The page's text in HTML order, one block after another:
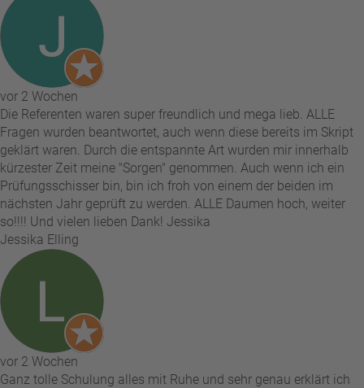
vor 2 Wochen
Die Referenten waren super freundlich und mega lieb. ALLE
Fragen wurden beantwortet, auch wenn diese bereits im Skript
geklärt waren. Durch die entspannte Art wurden mir innerhalb
kürzester Zeit meine "Sorgen" genommen. Auch wenn ich ein
Prüfungsschisser bin, bin ich froh von einem der beiden im
nächsten Jahr geprüft zu werden. ALLE Daumen hoch, weiter
so!!!! Und vielen lieben Dank! Jessika
Jessika Elling
vor 2 Wochen
Ganz tolle Schulung alles mit Ruhe und sehr genau erklärt ich